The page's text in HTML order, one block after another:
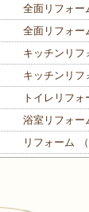
全面 リフォー
全面 リフォー
キッチン リフ
キッチン リフ
トイレ リフォ
浴室 リフォー
リフォーム